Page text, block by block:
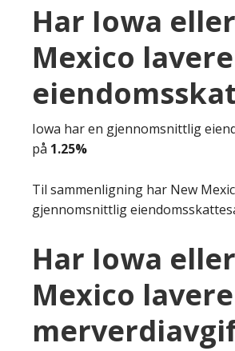
Har Iowa
Mexico lavere
Iowa har en gjennomsnittlig
på 1.25%
Til sammenligning har New
gjennomsnittlig
Har Iowa
Mexico lavere